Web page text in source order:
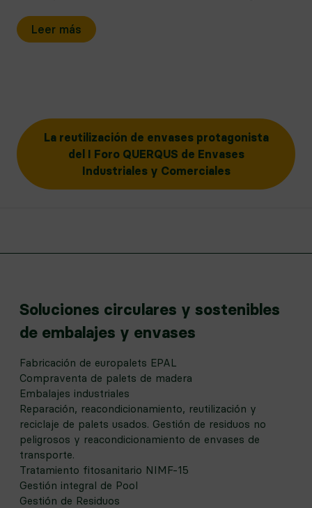
Leer más
La reutilización de envases protagonista
del I Foro QUERQUS de Envases
Industriales y Comerciales
Soluciones circulares y sostenibles
de embalajes y envases
Fabricación de europalets EPAL
Compraventa de palets de madera
Embalajes industriales
Reparación, reacondicionamiento, reutilización y
reciclaje de palets usados. Gestión de residuos no
peligrosos y reacondicionamiento de envases de
transporte.
Tratamiento fitosanitario NIMF-15
Gestión integral de Pool
Gestión de Residuos